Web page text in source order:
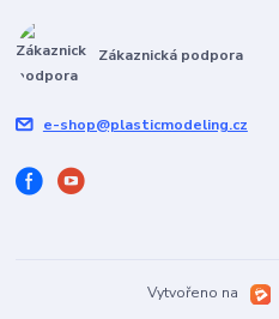
Zákaznická podpora
e-shop@plasticmodeling.cz
Vytvořeno na